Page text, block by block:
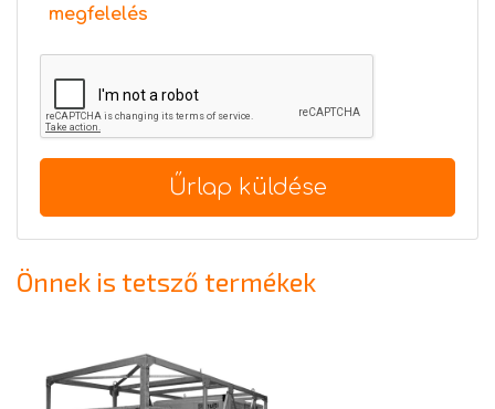
megfelelés
Űrlap küldése
Önnek is tetsző termékek